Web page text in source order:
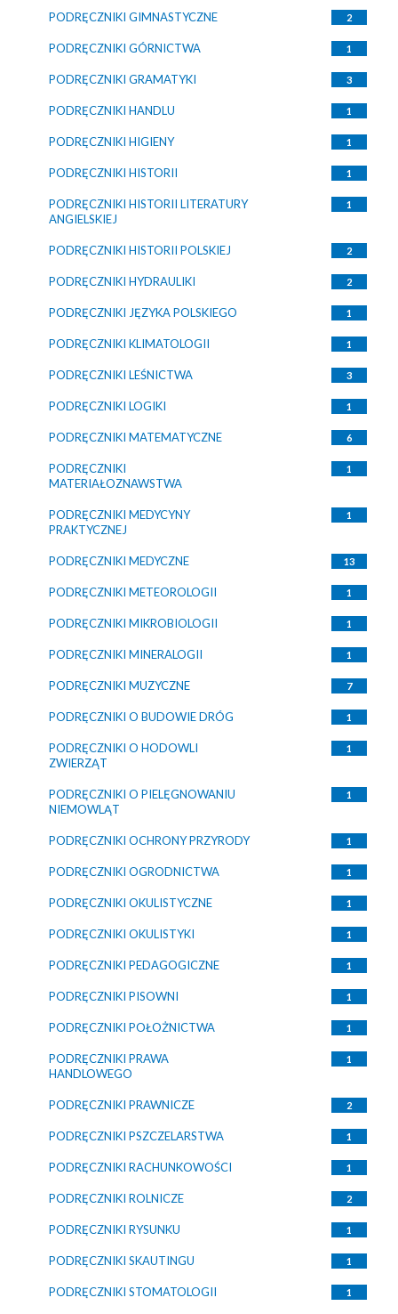
PODRĘCZNIKI GIMNASTYCZNE 2
PODRĘCZNIKI GÓRNICTWA 1
PODRĘCZNIKI GRAMATYKI 3
PODRĘCZNIKI HANDLU 1
PODRĘCZNIKI HIGIENY 1
PODRĘCZNIKI HISTORII 1
PODRĘCZNIKI HISTORII LITERATURY
ANGIELSKIEJ
1
PODRĘCZNIKI HISTORII POLSKIEJ 2
PODRĘCZNIKI HYDRAULIKI 2
PODRĘCZNIKI JĘZYKA POLSKIEGO 1
PODRĘCZNIKI KLIMATOLOGII 1
PODRĘCZNIKI LEŚNICTWA 3
PODRĘCZNIKI LOGIKI 1
PODRĘCZNIKI MATEMATYCZNE 6
PODRĘCZNIKI
MATERIAŁOZNAWSTWA
1
PODRĘCZNIKI MEDYCYNY
PRAKTYCZNEJ
1
PODRĘCZNIKI MEDYCZNE 13
PODRĘCZNIKI METEOROLOGII 1
PODRĘCZNIKI MIKROBIOLOGII 1
PODRĘCZNIKI MINERALOGII 1
PODRĘCZNIKI MUZYCZNE 7
PODRĘCZNIKI O BUDOWIE DRÓG 1
PODRĘCZNIKI O HODOWLI
ZWIERZĄT
1
PODRĘCZNIKI O PIELĘGNOWANIU
NIEMOWLĄT
1
PODRĘCZNIKI OCHRONY PRZYRODY 1
PODRĘCZNIKI OGRODNICTWA 1
PODRĘCZNIKI OKULISTYCZNE 1
PODRĘCZNIKI OKULISTYKI 1
PODRĘCZNIKI PEDAGOGICZNE 1
PODRĘCZNIKI PISOWNI 1
PODRĘCZNIKI POŁOŻNICTWA 1
PODRĘCZNIKI PRAWA
HANDLOWEGO
1
PODRĘCZNIKI PRAWNICZE 2
PODRĘCZNIKI PSZCZELARSTWA 1
PODRĘCZNIKI RACHUNKOWOŚCI 1
PODRĘCZNIKI ROLNICZE 2
PODRĘCZNIKI RYSUNKU 1
PODRĘCZNIKI SKAUTINGU 1
PODRĘCZNIKI STOMATOLOGII 1